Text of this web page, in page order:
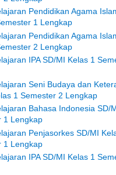
Pendidikan Agama
1 Lengkap
Pendidikan Agama
2 Lengkap
IPA SD/MI Kelas 1
Seni Budaya dan
1 Semester 2 Lengkap
Bahasa Indonesia SD/
1 Lengkap
Penjasorkes SD/MI
1 Lengkap
IPA SD/MI Kelas 1